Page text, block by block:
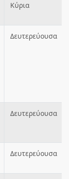
Κύρια
Δευτερεύουσα
Δευτερεύουσα
Δευτερεύουσα